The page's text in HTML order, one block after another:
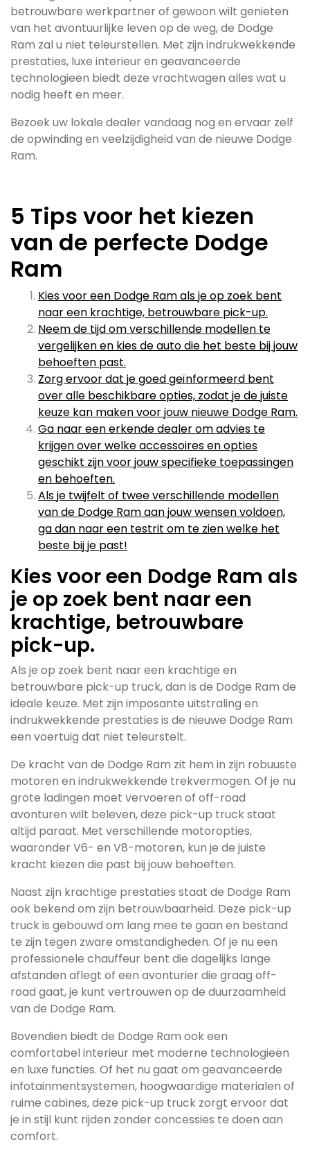
betrouwbare werkpartner of gewoon wilt genieten
van het avontuurlijke leven op de weg, de Dodge
Ram zal u niet teleurstellen. Met zijn indrukwekkende
prestaties, luxe interieur en geavanceerde
technologieën biedt deze vrachtwagen alles wat u
nodig heeft en meer.
Bezoek uw lokale dealer vandaag nog en ervaar zelf
de opwinding en veelzijdigheid van de nieuwe Dodge
Ram.
5 Tips voor het kiezen
van de perfecte Dodge
Ram
Kies voor een Dodge Ram als je op zoek bent
naar een krachtige, betrouwbare pick-up.
Neem de tijd om verschillende modellen te
vergelijken en kies de auto die het beste bij jouw
behoeften past.
Zorg ervoor dat je goed geïnformeerd bent
over alle beschikbare opties, zodat je de juiste
keuze kan maken voor jouw nieuwe Dodge Ram.
Ga naar een erkende dealer om advies te
krijgen over welke accessoires en opties
geschikt zijn voor jouw specifieke toepassingen
en behoeften.
Als je twijfelt of twee verschillende modellen
van de Dodge Ram aan jouw wensen voldoen,
ga dan naar een testrit om te zien welke het
beste bij je past!
Kies voor een Dodge Ram als
je op zoek bent naar een
krachtige, betrouwbare
pick-up.
Als je op zoek bent naar een krachtige en
betrouwbare pick-up truck, dan is de Dodge Ram de
ideale keuze. Met zijn imposante uitstraling en
indrukwekkende prestaties is de nieuwe Dodge Ram
een voertuig dat niet teleurstelt.
De kracht van de Dodge Ram zit hem in zijn robuuste
motoren en indrukwekkende trekvermogen. Of je nu
grote ladingen moet vervoeren of off-road
avonturen wilt beleven, deze pick-up truck staat
altijd paraat. Met verschillende motoropties,
waaronder V6- en V8-motoren, kun je de juiste
kracht kiezen die past bij jouw behoeften.
Naast zijn krachtige prestaties staat de Dodge Ram
ook bekend om zijn betrouwbaarheid. Deze pick-up
truck is gebouwd om lang mee te gaan en bestand
te zijn tegen zware omstandigheden. Of je nu een
professionele chauffeur bent die dagelijks lange
afstanden aflegt of een avonturier die graag off-
road gaat, je kunt vertrouwen op de duurzaamheid
van de Dodge Ram.
Bovendien biedt de Dodge Ram ook een
comfortabel interieur met moderne technologieën
en luxe functies. Of het nu gaat om geavanceerde
infotainmentsystemen, hoogwaardige materialen of
ruime cabines, deze pick-up truck zorgt ervoor dat
je in stijl kunt rijden zonder concessies te doen aan
comfort.